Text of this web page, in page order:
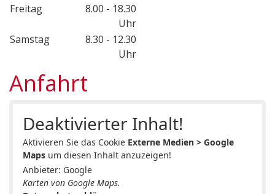
Freitag
8.00 - 18.30
Uhr
Samstag
8.30 - 12.30
Uhr
Anfahrt
Deaktivierter Inhalt!
Aktivieren Sie das Cookie Externe Medien > Google
Maps um diesen Inhalt anzuzeigen!
Anbieter: Google
Karten von Google Maps.